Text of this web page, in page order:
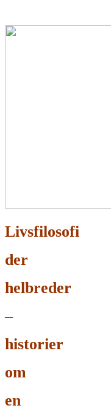
Livsfilosofi
der
helbreder
–
historier
om
en